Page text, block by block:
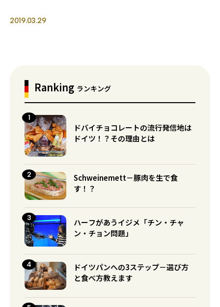
2019.03.29
Ranking ランキング
ドバイチョコレートの流行発信地は
ドイツ！？その理由とは
Schweinemett－豚肉を生で食
す！？
ハーフがあうイジメ「チン・チャ
ン・チョン問題」
ドイツパンへの3ステップ－選び方
と食べ方教えます